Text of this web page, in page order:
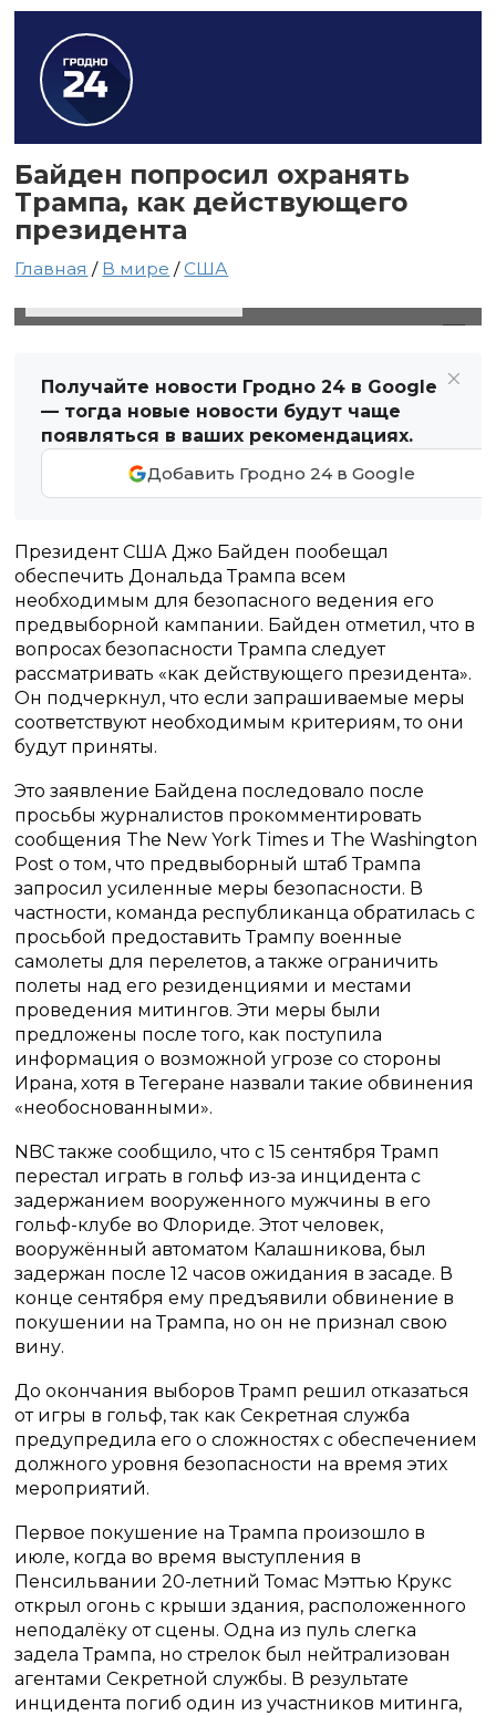
Байден попросил охранять
Трампа, как действующего
президента
Главная / В мире /США
Получайте новости Гродно 24 в Google
— тогда новые новости будут чаще
появляться в ваших рекомендациях.
Добавить Гродно 24 в Google
Президент США Джо Байден пообещал
обеспечить Дональда Трампа всем
необходимым для безопасного ведения его
предвыборной кампании. Байден отметил, что в
вопросах безопасности Трампа следует
рассматривать «как действующего президента».
Он подчеркнул, что если запрашиваемые меры
соответствуют необходимым критериям, то они
будут приняты.
Это заявление Байдена последовало после
просьбы журналистов прокомментировать
сообщения The New York Times и The Washington
Post о том, что предвыборный штаб Трампа
запросил усиленные меры безопасности. В
частности, команда республиканца обратилась с
просьбой предоставить Трампу военные
самолеты для перелетов, а также ограничить
полеты над его резиденциями и местами
проведения митингов. Эти меры были
предложены после того, как поступила
информация о возможной угрозе со стороны
Ирана, хотя в Тегеране назвали такие обвинения
«необоснованными».
NBC также сообщило, что с 15 сентября Трамп
перестал играть в гольф из-за инцидента с
задержанием вооруженного мужчины в его
гольф-клубе во Флориде. Этот человек,
вооружённый автоматом Калашникова, был
задержан после 12 часов ожидания в засаде. В
конце сентября ему предъявили обвинение в
покушении на Трампа, но он не признал свою
вину.
До окончания выборов Трамп решил отказаться
от игры в гольф, так как Секретная служба
предупредила его о сложностях с обеспечением
должного уровня безопасности на время этих
мероприятий.
Первое покушение на Трампа произошло в
июле, когда во время выступления в
Пенсильвании 20-летний Томас Мэттью Крукс
открыл огонь с крыши здания, расположенного
неподалёку от сцены. Одна из пуль слегка
задела Трампа, но стрелок был нейтрализован
агентами Секретной службы. В результате
инцидента погиб один из участников митинга,